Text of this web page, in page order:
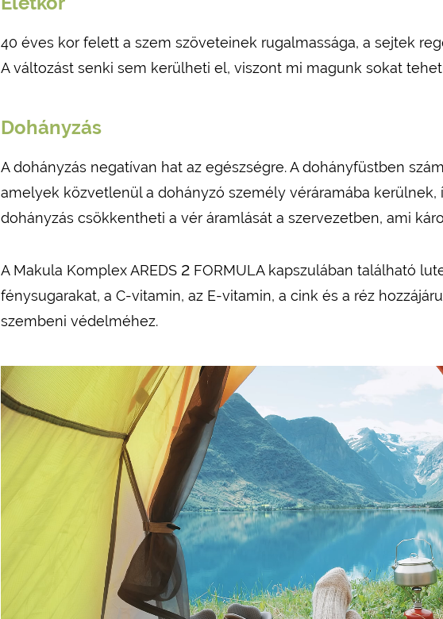
40 éves kor felett a szem szöveteinek rugalmassága, a sejtek
A változást senki sem kerülheti el, viszont mi magunk sokat
Dohányzás
A dohányzás negatívan hat az egészségre. A dohányfüstben
amelyek közvetlenül a dohányzó személy véráramába kerülnek,
dohányzás csökkentheti a vér áramlását a szervezetben, ami
A Makula Komplex AREDS 2 FORMULA kapszulában található
fénysugarakat, a C-vitamin, az E-vitamin, a cink és a réz
szembeni védelméhez.